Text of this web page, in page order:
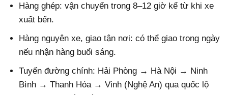
Hàng ghép: vận chuyển trong 8–12 giờ kể từ khi xe
xuất bến.
Hàng nguyên xe, giao tận nơi: có thể giao trong ngày
nếu nhận hàng buổi sáng.
Tuyến đường chính: Hải Phòng → Hà Nội → Ninh
Bình → Thanh Hóa → Vinh (Nghệ An) qua quốc lộ